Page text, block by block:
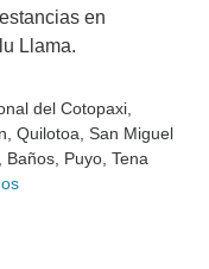
en
Llama.
del Cotopaxi
, Quilotoa , San Miguel
, Baños , Puyo , Tena